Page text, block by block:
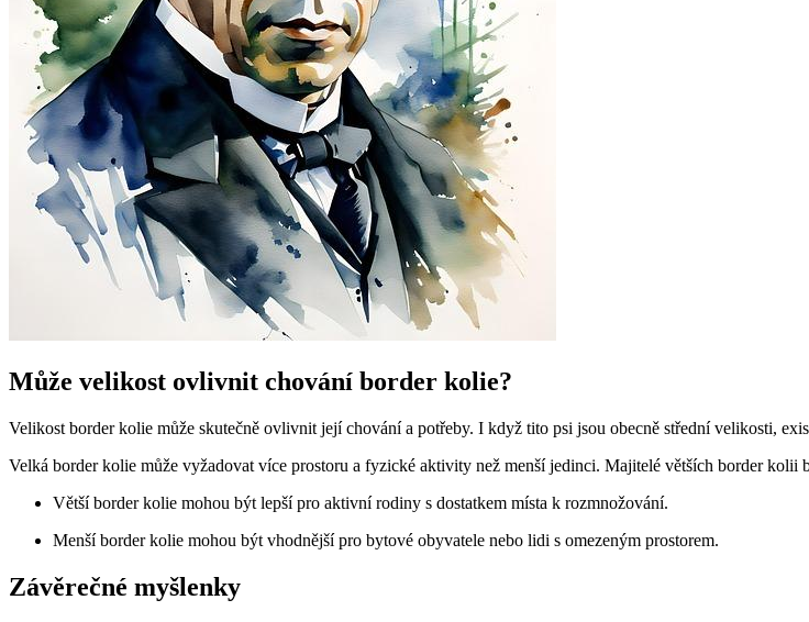
Může velikost ovlivnit chování border kolie?
Velikost border kolie může skutečně ovlivnit její chování a potřeby. I když tito psi jsou obecně střední velikosti,
Velká border kolie může vyžadovat více prostoru a fyzické aktivity než menší jedinci. Majitelé větších border
Větší border kolie mohou být lepší pro aktivní rodiny s dostatkem místa k rozmnožování.
Menší border kolie mohou být vhodnější pro bytové obyvatele nebo lidi s omezeným prostorem.
Závěrečné myšlenky